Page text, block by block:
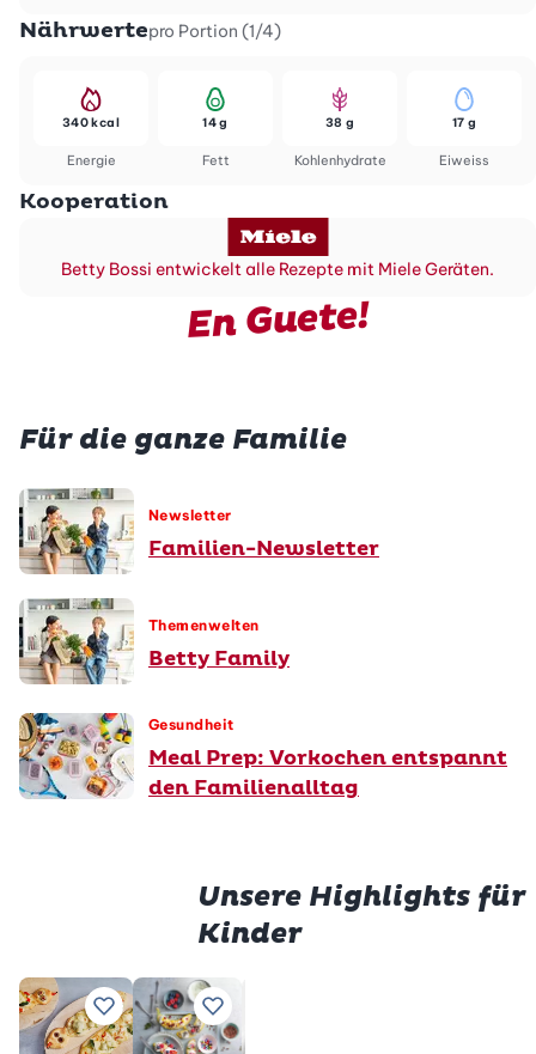
Nährwertepro Portion (1/4)
Energie
340 kcal
Fett
14 g
Kohlenhydrate
38 g
Eiweiss
17 g
Kooperation
Betty Bossi entwickelt alle Rezepte mit Miele Geräten.
En Guete!
Für die ganze Familie
Newsletter
Familien-Newsletter
Themenwelten
Betty Family
Gesundheit
Meal Prep: Vorkochen entspannt
den Familienalltag
Unsere Highlights für
Kinder
Zu Lieblingsrezepten hinzufügen
Zu Lieblingsrezepten hinzufügen